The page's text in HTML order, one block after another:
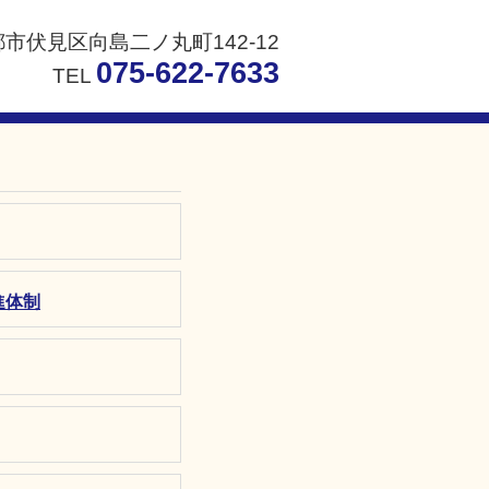
伏見区向島二ノ丸町142-12
TEL 075-622-7633
制